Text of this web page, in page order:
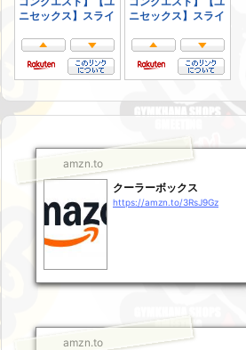
amzn.to
クーラーボックス
https://amzn.to/3RsJ9Gz
amzn.to